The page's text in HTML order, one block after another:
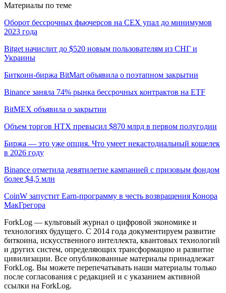
Материалы по теме
Оборот бессрочных фьючерсов на CEX упал до минимумов
2023 года
Bitget начислит до $520 новым пользователям из СНГ и
Украины
Биткоин-биржа BitMart объявила о поэтапном закрытии
Binance заняла 74% рынка бессрочных контрактов на ETF
BitMEX объявила о закрытии
Объем торгов HTX превысил $870 млрд в первом полугодии
Биржа — это уже опция. Что умеет некастодиальный кошелек
в 2026 году
Binance отметила девятилетие кампанией с призовым фондом
более $4,5 млн
CoinW запустит Earn-программу в честь возвращения Конора
МакГрегора
ForkLog — культовый журнал о цифровой экономике и
технологиях будущего. С 2014 года документируем развитие
биткоина, искусственного интеллекта, квантовых технологий
и других систем, определяющих трансформацию и развитие
цивилизации. Все опубликованные материалы принадлежат
ForkLog. Вы можете перепечатывать наши материалы только
после согласования с редакцией и с указанием активной
ссылки на ForkLog.